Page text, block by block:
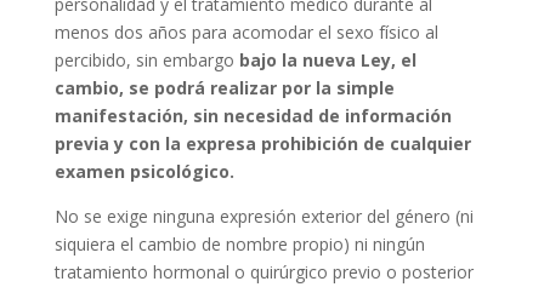
menos dos años para acomodar el sexo físico al
percibido, sin embargo bajo la nueva Ley, el
cambio, se podrá realizar por la simple
manifestación, sin necesidad de información
previa y con la expresa prohibición de cualquier
examen psicológico.
No se exige ninguna expresión exterior del género (ni
siquiera el cambio de nombre propio) ni ningún
tratamiento hormonal o quirúrgico previo o posterior